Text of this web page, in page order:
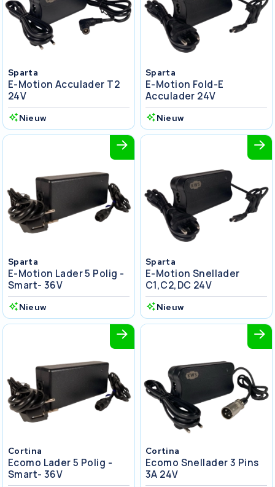
Sparta
E-Motion Acculader T2
24V
Nieuw
Sparta
E-Motion Fold-E
Acculader 24V
Nieuw
Sparta
E-Motion Lader 5 Polig -
Smart- 36V
Nieuw
Sparta
E-Motion Snellader
C1,C2,DC 24V
Nieuw
Cortina
Ecomo Lader 5 Polig -
Smart- 36V
Cortina
Ecomo Snellader 3 Pins
3A 24V